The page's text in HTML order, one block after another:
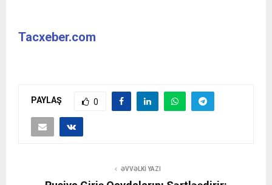
Tacxeber.com
PAYLAŞ 0
ƏVVƏLKI YAZI